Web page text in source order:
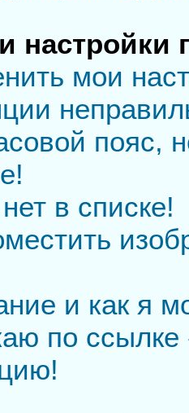
настройки
мои
пояс,
в списке!
и как я
по